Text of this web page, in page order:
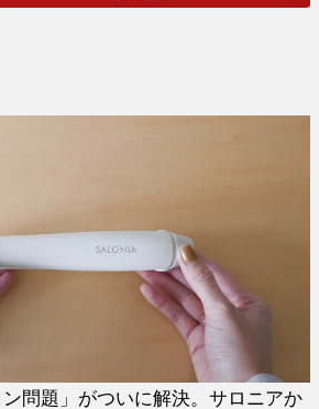
問題」がついに解決。サロニアか